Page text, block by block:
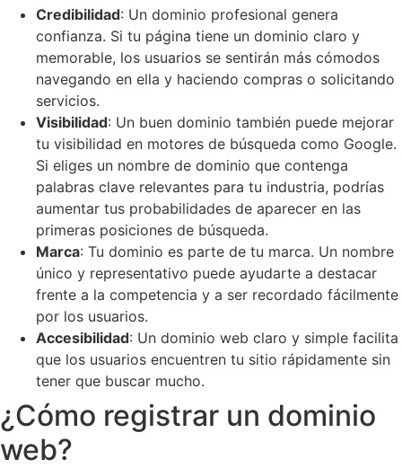
Credibilidad: Un dominio profesional genera
confianza. Si tu página tiene un dominio claro y
memorable, los usuarios se sentirán más cómodos
navegando en ella y haciendo compras o solicitando
servicios.
Visibilidad: Un buen dominio también puede mejorar
tu visibilidad en motores de búsqueda como Google.
Si eliges un nombre de dominio que contenga
palabras clave relevantes para tu industria, podrías
aumentar tus probabilidades de aparecer en las
primeras posiciones de búsqueda.
Marca: Tu dominio es parte de tu marca. Un nombre
único y representativo puede ayudarte a destacar
frente a la competencia y a ser recordado fácilmente
por los usuarios.
Accesibilidad: Un dominio web claro y simple facilita
que los usuarios encuentren tu sitio rápidamente sin
tener que buscar mucho.
¿Cómo registrar un dominio
web?